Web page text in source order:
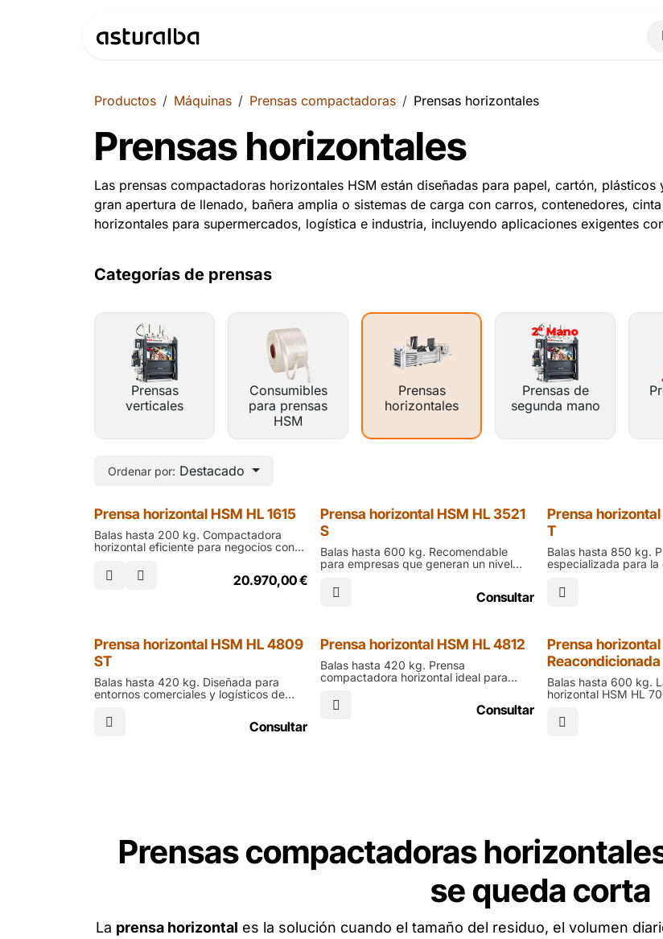
Productos Máquinas Prensas compactadoras Prensas horizontales
Prensas horizontales
Las prensas compactadoras horizontales HSM están diseñadas para papel, cartón,
gran apertura de llenado, bañera amplia o sistemas de carga con carros, contenedores,
horizontales para supermercados, logística e industria, incluyendo aplicaciones exigentes
Categorías de prensas
Prensas
verticales
Consumibles
para prensas
HSM
Prensas
horizontales
Prensas de
segunda mano
Ordenar por: Destacado
Prensa horizontal HSM HL 1615
Balas hasta 200 kg. Compactadora
horizontal eficiente para negocios con
HSM HL 1615 es ideal para minoristas,
pequeñas industrias y almacenes que
20.970,00€
Prensa horizontal HSM HL 3521
S
Balas hasta 600 kg. Recomendable
para empresas que generan un nivel
gran fuerza de compactación y un
diseño robusto para uso intensivo con
Consultar
Prensa
T
Balas hasta 850 kg.
especializada para
una solución potente
talleres, recicladoras
Prensa horizontal HSM HL 4809
ST
Balas hasta 420 kg. Diseñada para
entornos comerciales y logísticos de
4809 ST combina potencia y facilidad
de uso para la compactación eficaz de
Consultar
Prensa horizontal HSM HL 4812
Balas hasta 420 kg. Prensa
compactadora horizontal ideal para
residuos en el comercio minorista y
almacenes centrales. La HSM HL 4812
Consultar
Reacondicionada
Prensa
Balas hasta 600 kg.
horizontal HSM HL
superficies que
potencia, rapidez y
Prensas compactadoras
se queda corta
La prensa horizontal es la solución cuando el tamaño del residuo, el volumen